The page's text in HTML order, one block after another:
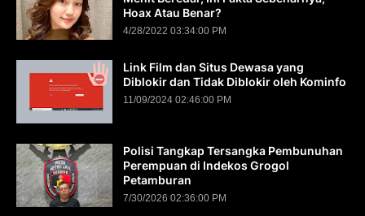
Hoax Atau Benar?
4/28/2022 03:34:00 PM
Link Film dan Situs Dewasa yang
Diblokir dan Tidak Diblokir oleh Kominfo
11/09/2024 02:46:00 PM
Polisi Tangkap Tersangka Pembunuhan
Perempuan di Indekos Grogol
Petamburan
7/30/2026 02:36:00 PM